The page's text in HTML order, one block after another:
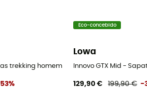
trekking homem
Eco-concebido
Lowa
Innovo GTX Mid -
129,90 € 199,90 € -